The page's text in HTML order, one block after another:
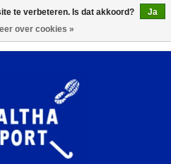
te verbeteren. Is dat akkoord?
Ja
over cookies »